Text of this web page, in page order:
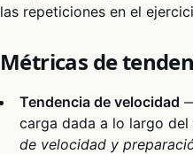
las repeticiones en el
Métricas de
Tendencia de velocidad
carga dada a lo largo
de velocidad y